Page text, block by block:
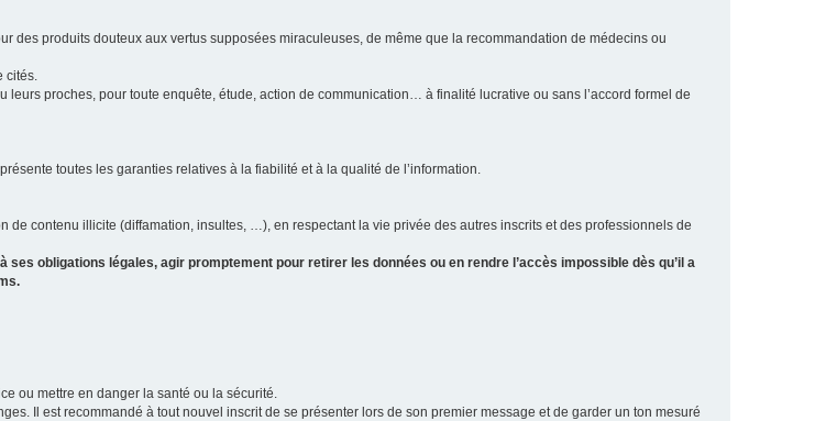
des produits douteux aux vertus supposées miraculeuses, de même que la recommandation de médecins ou
cités.
leurs proches, pour toute enquête, étude, action de communication… à finalité lucrative ou sans l’accord formel de
toutes les garanties relatives à la fiabilité et à la qualité de l’information.
contenu illicite (diffamation, insultes, …), en respectant la vie privée des autres inscrits et des professionnels de
obligations légales, agir promptement pour retirer les données ou en rendre l’accès impossible dès qu’il a
ou mettre en danger la santé ou la sécurité.
Il est recommandé à tout nouvel inscrit de se présenter lors de son premier message et de garder un ton mesuré